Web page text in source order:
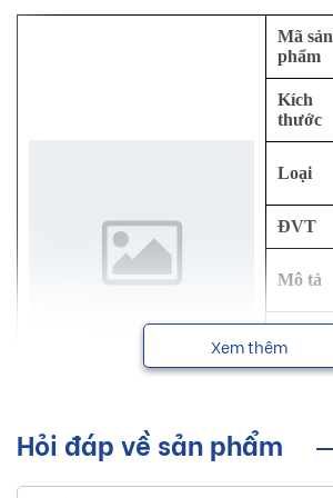
Mã sản
phẩm
Kích
thước
Loại
ĐVT
Mô tả
dụng
NSX
Xem thêm
Hỏi đáp về sản phẩm